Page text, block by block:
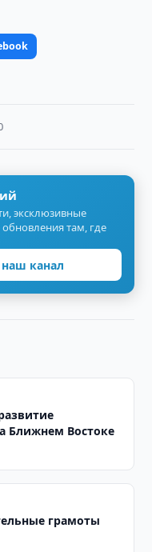
эксклюзивные
там, где
канал
Ближнем Востоке
грамоты